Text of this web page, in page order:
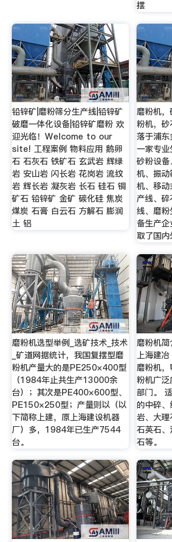
摆
铅锌矿|磨粉筛分生产线|铅锌矿
破磨一体化设备|铅锌矿磨粉 欢
迎光临！Welcome to our
site! 工程案例 物料应用 鹅卵
石 石灰石 铁矿石 玄武岩 辉绿
岩 安山岩 闪长岩 花岗岩 流纹
岩 辉长岩 凝灰岩 长石 硅石 铜
矿石 铅锌矿 金矿 碳化硅 焦炭
煤炭 石膏 白云石 方解石 膨润
土 铝
磨粉机
粉机，
落于浦
一家专
砂粉设
机、振
机、移
产线、
线、磨
备生产
取了国内
磨粉机选型举例_选矿技术_技术
_矿道网据统计，我国复摆型磨
粉机产量大的是PE250×400型
（1984年止共生产13000余
台）；其次是PE400×600型、
PE150×250型；产量则以（以
下简称上建，原上海建设机器
厂）多，1984年已生产7544
台。
磨粉机
上海建
磨粉机
粉机广
部门。
的中碎
岩、大理
石英石
石等。